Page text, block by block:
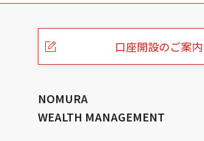
こ
口座開設のご案内
NOMURA
WEALTH MANAGEMENT